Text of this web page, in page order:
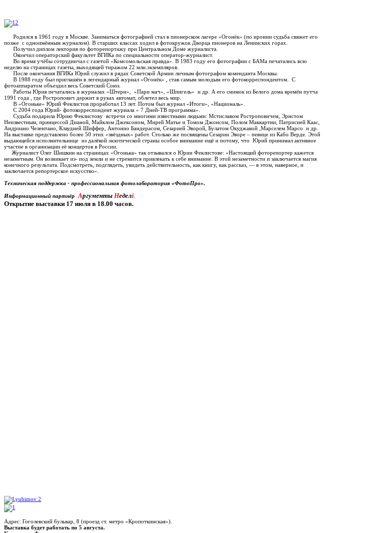
Родился в 1961 году в Москве. Заниматься фотографией стал в пионерском лагере «Огонёк» (по иронии судьба свяжет его
позже с одноимённым журналом). В старших классах ходил в фотокружок Дворца пионеров на Ленинских горах.
Получил диплом лектория по фоторепортажу при Центральном Доме журналиста.
Окончил операторский факультет ВГИКа по специальности оператор-журналист.
Во время учёбы сотрудничал с газетой «Комсомольская правда». В 1983 году его фотографии с БАМа печатались всю
неделю на страницах газеты, выходящей тиражом 22 млн.экземпляров.
После окончания ВГИКа Юрий служил в рядах Советской Армии личным фотографом коменданта Москвы.
В 1988 году был приглашён в легендарный журнал «Огонёк» , став самым молодым его фотокорреспондентом. С
фотоаппаратом объездил весь Советский Союз.
Работы Юрия печатались в журналах «Штерн», «Пари мач», «Шпигель» и др. А его снимок из Белого дома времён путча
1991 года , где Ростропович держит в руках автомат, облетел весь мир.
В «Огоньке» Юрий Феклистов проработал 13 лет. Потом был журнал «Итоги», «Националь».
С 2004 года Юрий- фотокорреспондент журнала « 7 Дней-ТВ программа».
Судьба подарила Юрию Феклистову встречи со многими известными людьми: Мстиславом Ростроповичем, Эрнстом
Неизвестным, принцессой Дианой, Майклом Джексоном, Мирей Матье и Томом Джонсом, Полом Маккартни, Патрисией Каас,
Андриано Челентано, Клаудией Шиффер, Антонио Бандерасом, Сезарией Эворой, Булатом Окуджавой ,Марселем Марсо и др.
На выставке представлено более 50 этих «звёздных» работ. Столько же посвящены Сезарии Эворе – певице из Кабо Верде. Этой
выдающейся исполнительнице из далёкой экзотической страны особое внимание ещё и потому, что Юрий принимал активное
участие в организации её концертов в России.
Журналист Олег Шишкин на страницах «Огонька» так отзывался о Юрии Феклистове: «Настоящий фоторепортер кажется
незаметным. Он возникает из- под земли и не стремится привлекать к себе внимание. В этой незаметности и заключается магия
конечного результата. Подсмотреть, подглядеть, увидеть действительность, как книгу, как рассказ, — в этом, наверное, и
заключается репортерское искусство».
Техническая поддержка - профессиональная фотолаборатория «ФотоПро».
Информационный партнёр Аргументы Неделi
Открытие выставки 17 июля в 18.00 часов.
Адрес: Гоголевский бульвар, 8 (проезд ст. метро «Кропоткинская»).
Выставка будет работать по 5 августа.